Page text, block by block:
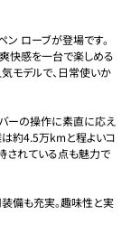
ローブが登場です。
快感を一台で楽しめる
モデルで、日常使いか
ーの操作に素直に応え
は約4.5万kmと程よいコ
されている点も魅力で
備も充実。趣味性と実